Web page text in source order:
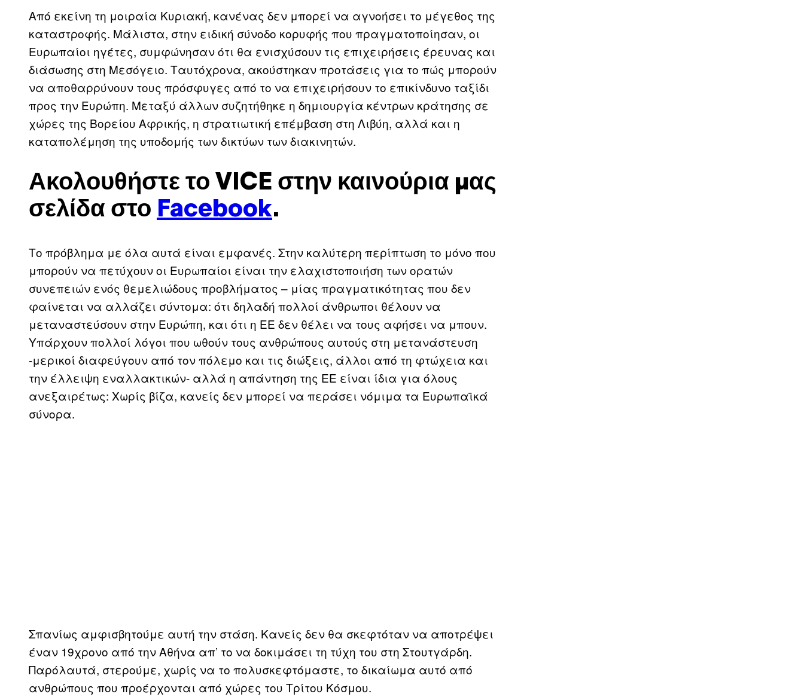
Από εκείνη τη μοιραία Κυριακή, κανένας δεν μπορεί να αγνοήσει το μέγεθος της
καταστροφής. Μάλιστα, στην ειδική σύνοδο κορυφής που πραγματοποίησαν, οι
Ευρωπαίοι ηγέτες, συμφώνησαν ότι θα ενισχύσουν τις επιχειρήσεις έρευνας και
διάσωσης στη Μεσόγειο. Ταυτόχρονα, ακούστηκαν προτάσεις για το πώς μπορούν
να αποθαρρύνουν τους πρόσφυγες από το να επιχειρήσουν το επικίνδυνο ταξίδι
προς την Ευρώπη. Μεταξύ άλλων συζητήθηκε η δημιουργία κέντρων κράτησης σε
χώρες της Βορείου Αφρικής, η στρατιωτική επέμβαση στη Λιβύη, αλλά και η
καταπολέμηση της υποδομής των δικτύων των διακινητών.
Ακολουθήστε το VICE στην καινούρια μας
σελίδα στο Facebook.
Το πρόβλημα με όλα αυτά είναι εμφανές. Στην καλύτερη περίπτωση το μόνο που
μπορούν να πετύχουν οι Ευρωπαίοι είναι την ελαχιστοποιήση των ορατών
συνεπειών ενός θεμελιώδους προβλήματος – μίας πραγματικότητας που δεν
φαίνεται να αλλάζει σύντομα: ότι δηλαδή πολλοί άνθρωποι θέλουν να
μεταναστεύσουν στην Ευρώπη, και ότι η ΕΕ δεν θέλει να τους αφήσει να μπουν.
Υπάρχουν πολλοί λόγοι που ωθούν τους ανθρώπους αυτούς στη μετανάστευση
-μερικοί διαφεύγουν από τον πόλεμο και τις διώξεις, άλλοι από τη φτώχεια και
την έλλειψη εναλλακτικών- αλλά η απάντηση της ΕΕ είναι ίδια για όλους
ανεξαιρέτως: Χωρίς βίζα, κανείς δεν μπορεί να περάσει νόμιμα τα Ευρωπαϊκά
σύνορα.
Σπανίως αμφισβητούμε αυτή την στάση. Κανείς δεν θα σκεφτόταν να αποτρέψει
έναν 19χρονο από την Αθήνα απ’ το να δοκιμάσει τη τύχη του στη Στουτγάρδη.
Παρόλαυτά, στερούμε, χωρίς να το πολυσκεφτόμαστε, το δικαίωμα αυτό από
ανθρώπους που προέρχονται από χώρες του Τρίτου Κόσμου.